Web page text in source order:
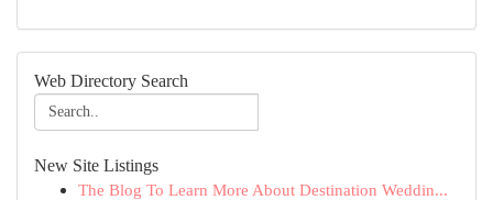
Web Directory Search
New Site Listings
The Blog To Learn More About Destination Weddin...